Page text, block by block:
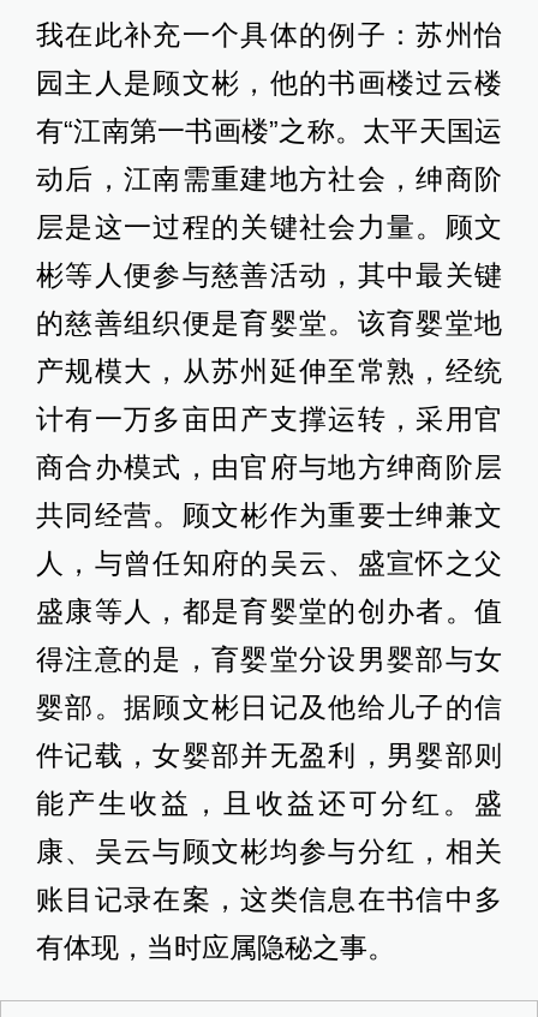
我在此补充一个具体的例子：苏州怡
园主人是顾文彬，他的书画楼过云楼
有“江南第一书画楼”之称。太平天国运
动后，江南需重建地方社会，绅商阶
层是这一过程的关键社会力量。顾文
彬等人便参与慈善活动，其中最关键
的慈善组织便是育婴堂。该育婴堂地
产规模大，从苏州延伸至常熟，经统
计有一万多亩田产支撑运转，采用官
商合办模式，由官府与地方绅商阶层
共同经营。顾文彬作为重要士绅兼文
人，与曾任知府的吴云、盛宣怀之父
盛康等人，都是育婴堂的创办者。值
得注意的是，育婴堂分设男婴部与女
婴部。据顾文彬日记及他给儿子的信
件记载，女婴部并无盈利，男婴部则
能产生收益，且收益还可分红。盛
康、吴云与顾文彬均参与分红，相关
账目记录在案，这类信息在书信中多
有体现，当时应属隐秘之事。